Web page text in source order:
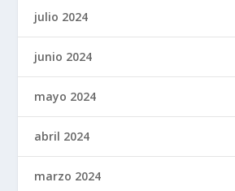
julio 2024
junio 2024
mayo 2024
abril 2024
marzo 2024